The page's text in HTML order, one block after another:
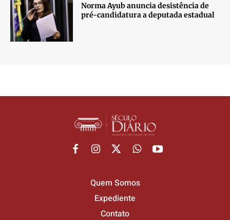
Norma Ayub anuncia desistência de
pré-candidatura a deputada estadual
Quem Somos
Expediente
Contato